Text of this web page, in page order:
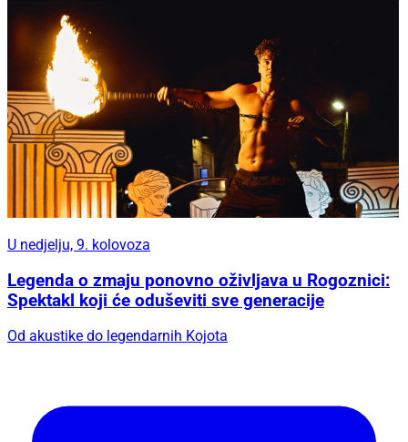
U nedjelju, 9. kolovoza
Legenda o zmaju ponovno oživljava u Rogoznici:
Spektakl koji će oduševiti sve generacije
Od akustike do legendarnih Kojota